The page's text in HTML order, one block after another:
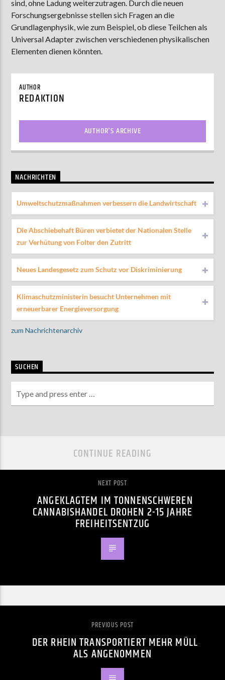
sind, ohne Ladung weiterzutragen. Durch die neuen
Forschungsergebnisse stellen sich Fragen an die
Grundlagenphysik, wie zum Beispiel, ob diese Teilchen als
Universal Adapter zwischen verschiedenen physikalischen
Elementen dienen könnten.
AUTHOR
REDAKTION
AUTHOR'S ARCHIVE
NACHRICHTEN
Umweltschutzmaßnahmen verbessern die Landwirtschaft
Die Abschiebehaft Büren verbietet der Nationalen Stelle
zur Verhütung von Folter den Zutritt
Neues Landesgesetz zum Schutz vor Diskriminierung
Klimaschutzministerin besucht Unternehmen mit
erneuerbarer Energieversorgung
zum Nachrichtenarchiv
SUCHEN
CONTINUE READING
NEXT POST
ANGEKLAGTEM IM TONNENSCHWEREN
CANNABISHANDEL DROHEN 2-15 JAHRE
FREIHEITSENTZUG
PREVIOUS POST
DER RHEIN TRANSPORTIERT MEHR MÜLL
ALS ANGENOMMEN